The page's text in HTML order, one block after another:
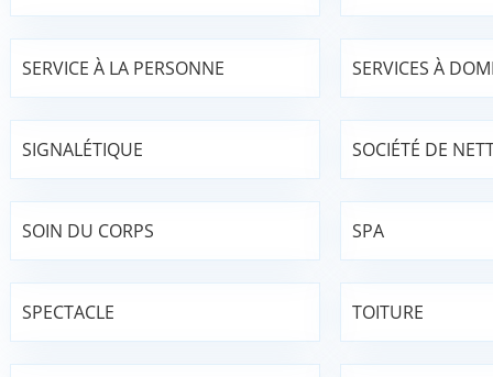
SERVICE À LA PERSONNE SERVICES À
SIGNALÉTIQUE SOCIÉTÉ DE
SOIN DU CORPS SPA
SPECTACLE TOITURE